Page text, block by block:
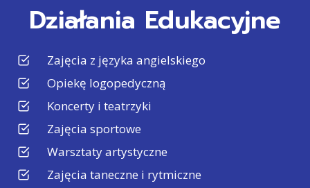
Działania Edukacyjne
Zajęcia z języka angielskiego
Opiekę logopedyczną
Koncerty i teatrzyki
Zajęcia sportowe
Warsztaty artystyczne
Zajęcia taneczne i rytmiczne